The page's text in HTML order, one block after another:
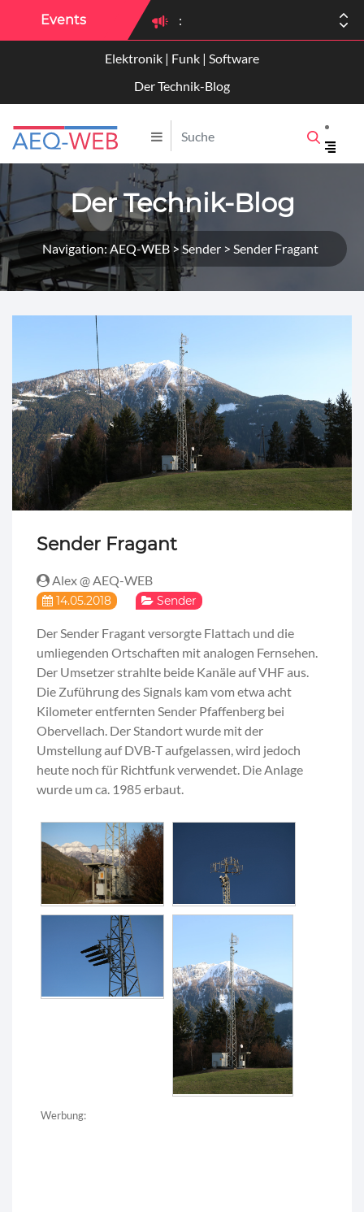
Events :
:
Elektronik | Funk | Software
Der Technik-Blog
Der Technik-Blog
Navigation: AEQ-WEB > Sender > Sender Fragant
Sender Fragant
Alex @ AEQ-WEB
14.05.2018 Sender
Der Sender Fragant versorgte Flattach und die
umliegenden Ortschaften mit analogen Fernsehen.
Der Umsetzer strahlte beide Kanäle auf VHF aus.
Die Zuführung des Signals kam vom etwa acht
Kilometer entfernten Sender Pfaffenberg bei
Obervellach. Der Standort wurde mit der
Umstellung auf DVB-T aufgelassen, wird jedoch
heute noch für Richtfunk verwendet. Die Anlage
wurde um ca. 1985 erbaut.
Werbung: